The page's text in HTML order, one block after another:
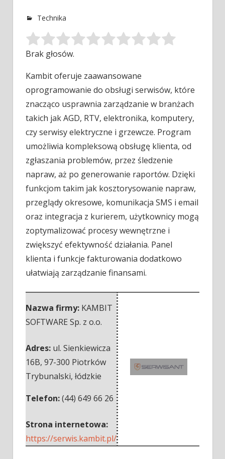
Technika
Brak głosów.
Kambit oferuje zaawansowane
oprogramowanie do obsługi serwisów, które
znacząco usprawnia zarządzanie w branżach
takich jak AGD, RTV, elektronika, komputery,
czyserwisy elektryczne i grzewcze. Program
umożliwia kompleksową obsługę klienta, od
zgłaszania problemów, przez śledzenie
napraw, aż po generowanie raportów. Dzięki
funkcjom takim jak kosztorysowanie napraw,
przeglądy okresowe, komunikacja SMS i email
oraz integracja z kurierem, użytkownicy mogą
zoptymalizować procesy wewnętrzne i
zwiększyć efektywność działania. Panel
klienta i funkcje fakturowania dodatkowo
ułatwiają zarządzanie finansami.
Nazwa firmy: KAMBIT
SOFTWARE Sp. z o.o.
Adres: ul. Sienkiewicza
16B, 97-300 Piotrków
Trybunalski, łódzkie
Telefon:(44) 649 66 26
Strona internetowa:
https://serwis.kambit.pl/